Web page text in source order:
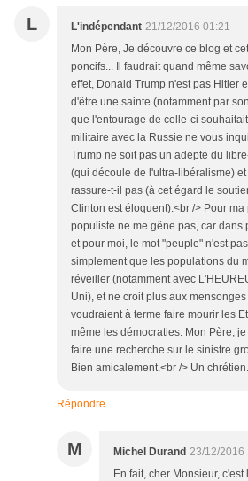
L L'indépendant 21/12/2016 01:21
Mon Père, Je découvre ce blog et
poncifs... Il faudrait quand même
effet, Donald Trump n'est pas Hitler
d'être une sainte (notamment par
que l'entourage de celle-ci
militaire avec la Russie ne vous
Trump ne soit pas un adepte du
(qui découle de l'ultra-libéralisme) et
rassure-t-il pas (à cet égard le
Clinton est éloquent).<br /> Pour ma
populiste ne me gêne pas, car dans
et pour moi, le mot "peuple" n'est
simplement que les populations du
réveiller (notamment avec
Uni), et ne croit plus aux
voudraient à terme faire mourir les
même les démocraties. Mon Père,
faire une recherche sur le sinistre
Bien amicalement.<br /> Un chrétien.
Répondre
M Michel Durand 23/12/2016
En fait, cher Monsieur,